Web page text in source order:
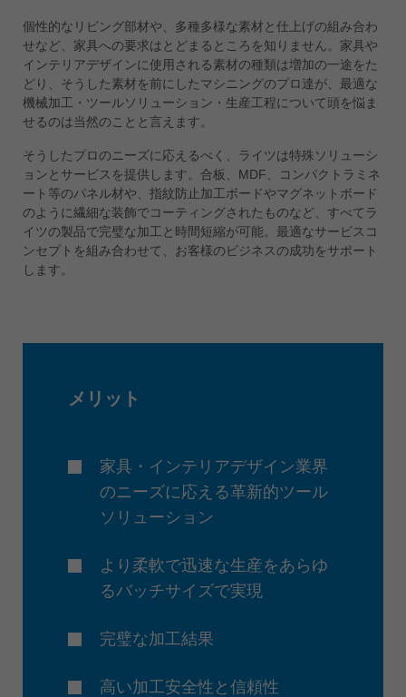
Việt Nam
tiếng việt
中国
中文
ประเทศไทย
ไทย
Україна
yкраїнська
個性的なリビング部材や、多種多様な素材と仕上げの組み合わ
せなど、家具への要求はとどまるところを知りません。家具や
インテリアデザインに使用される素材の種類は増加の一途をた
どり、そうした素材を前にしたマシニングのプロ達が、最適な
機械加工・ツールソリューション・生産工程について頭を悩ま
せるのは当然のことと言えます。
そうしたプロのニーズに応えるべく、ライツは特殊ソリューシ
ョンとサービスを提供します。合板、MDF、コンパクトラミネ
ート等のパネル材や、指紋防止加工ボードやマグネットボード
のように繊細な装飾でコーティングされたものなど、すべてラ
イツの製品で完璧な加工と時間短縮が可能。最適なサービスコ
ンセプトを組み合わせて、お客様のビジネスの成功をサポート
します。
メリット
家具・インテリアデザイン業界
のニーズに応える革新的ツール
ソリューション
より柔軟で迅速な生産をあらゆ
るバッチサイズで実現
完璧な加工結果
高い加工安全性と信頼性